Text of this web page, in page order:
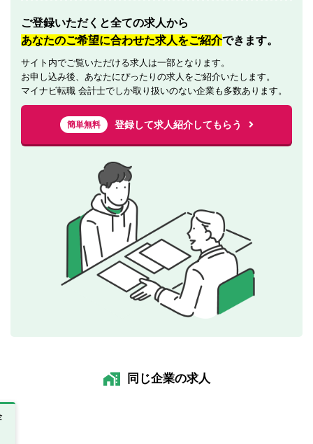
ご登録いただくと全ての求人から
あなたのご希望に合わせた求人をご紹介できます。
サイト内でご覧いただける求人は一部となります。
お申し込み後、あなたにぴったりの求人をご紹介いたします。
マイナビ転職 会計士でしか取り扱いのない企業も多数あります。
簡単無料 登録して求人紹介してもらう
同じ企業の求人